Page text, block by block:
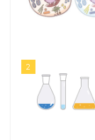
2